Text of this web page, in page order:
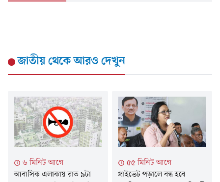
জাতীয়থেকে আরও দেখুন
৬ মিনিট আগে
আবাসিক এলাকায় রাত ৯টা
৫৫ মিনিট আগে
প্রাইভেট পড়ালে বন্ধ হবে